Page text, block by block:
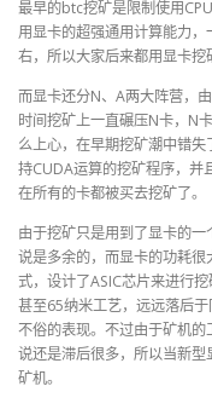
最早的btc挖矿是限制使用CPU
用显卡的超强通用计算能力
右，所以大家后来都用显卡挖
而显卡还分N、 A两大阵营，
时间挖矿上一直碾压N卡， N
么上心，在早期挖矿潮中错失
持CUDA运算的挖矿程序，并
在所有的卡都被买去挖矿了。
由于挖矿只是用到了显卡的
说是多余的，而显卡的功耗
式，设计了ASIC芯片来进行
甚至65纳米工艺，远远落后
不俗的表现。不过由于矿机
说还是滞后很多，所以当新
矿机。